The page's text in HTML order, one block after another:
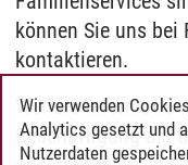
können Sie uns bei
kontaktieren.
Weitere
Beschäftigung als
Wir verwenden
Analytics gesetzt und
Nutzerdaten